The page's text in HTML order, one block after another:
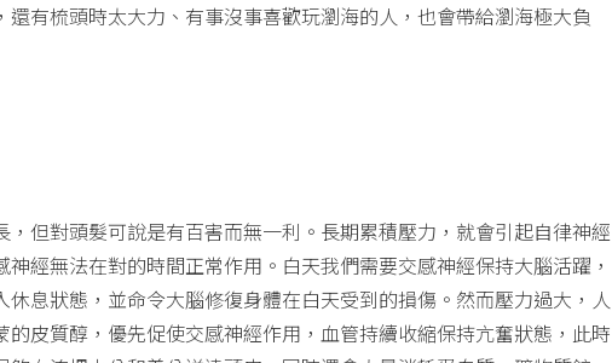
有梳頭時太大力、有事沒事喜歡玩瀏海的人，也會帶給瀏海極大負
但對頭髮可說是有百害而無一利。長期累積壓力，就會引起自律神經
經無法在對的時間正常作用。白天我們需要交感神經保持大腦活躍，
息狀態，並命令大腦修復身體在白天受到的損傷。然而壓力過大，人
皮質醇，優先促使交感神經作用，血管持續收縮保持亢奮狀態，此時